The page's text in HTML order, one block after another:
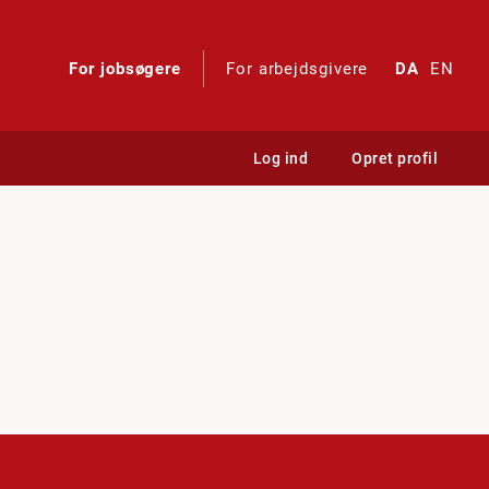
For jobsøgere For arbejdsgivere DA EN
Log ind Opret profil